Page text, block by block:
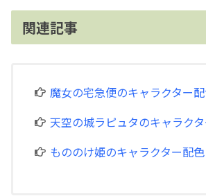
関連記事
魔女の宅急便のキャラクター
天空の城ラピュタのキャラク
もののけ姫のキャラクター配